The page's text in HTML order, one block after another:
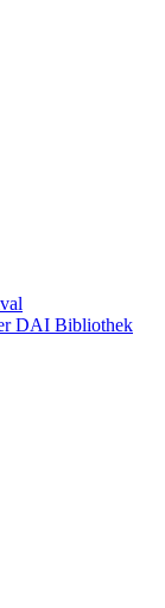
DAI Bibliothek